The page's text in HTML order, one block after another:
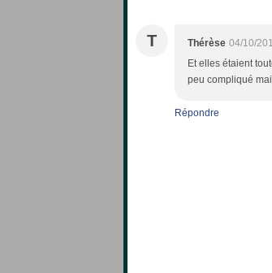
T Thérèse 04/10/
Et elles étaient
peu compliqué
Répondre